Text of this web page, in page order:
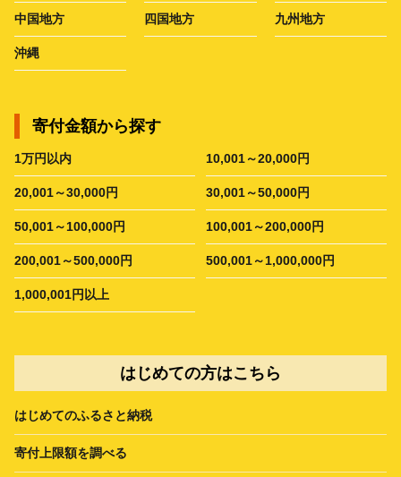
中国地方 四国地方 九州地方
沖縄
寄付金額から探す
1万円以内 10,001～20,000円
20,001～30,000円 30,001～50,000円
50,001～100,000円 100,001～200,000円
200,001～500,000円 500,001～1,000,000円
1,000,001円以上
はじめての方はこちら
はじめてのふるさと納税
寄付上限額を調べる